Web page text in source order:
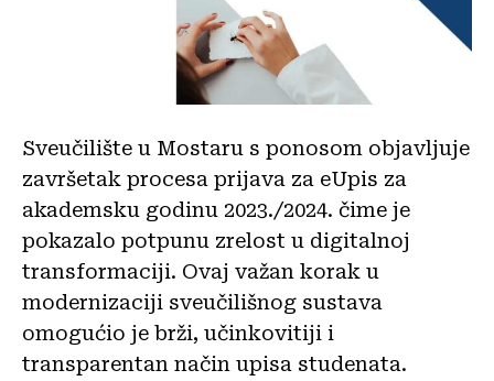
Sveučilište u Mostaru s ponosom objavljuje
završetak procesa prijava za eUpis za
akademsku godinu 2023./2024. čime je
pokazalo potpunu zrelost u digitalnoj
transformaciji. Ovaj važan korak u
modernizaciji sveučilišnog sustava
omogućio je brži, učinkovitiji i
transparentan način upisa studenata.